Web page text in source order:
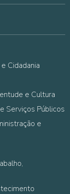
Cidadania
e Cultura
Serviços Públicos
e